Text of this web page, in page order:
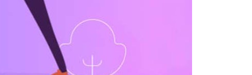
Using AEON Cards - Cashing /
Advanced Cash Withdrawal